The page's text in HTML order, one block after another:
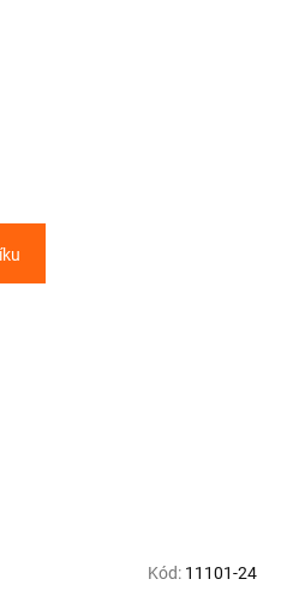
Kód: 11101-24